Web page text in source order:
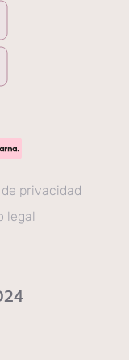
privacidad
legal